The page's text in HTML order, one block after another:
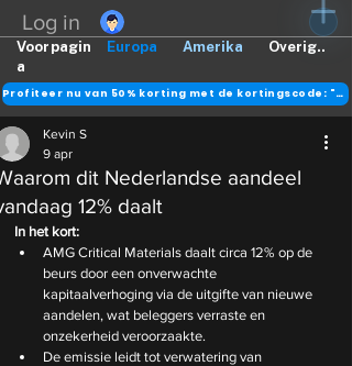
Log in
Europa Amerika Overig..
Voorpagin
a
Profiteer nu van 50% korting met de kortingscode: "DANK"
dit Nederlandse aandeel
12% daalt
Kevin S
9 apr
In het kort:
AMG Critical Materials daalt circa 12% op de
beurs door een onverwachte
kapitaalverhoging via de uitgifte van nieuwe
aandelen, wat beleggers verraste en
onzekerheid veroorzaakte.
De emissie leidt tot verwatering van